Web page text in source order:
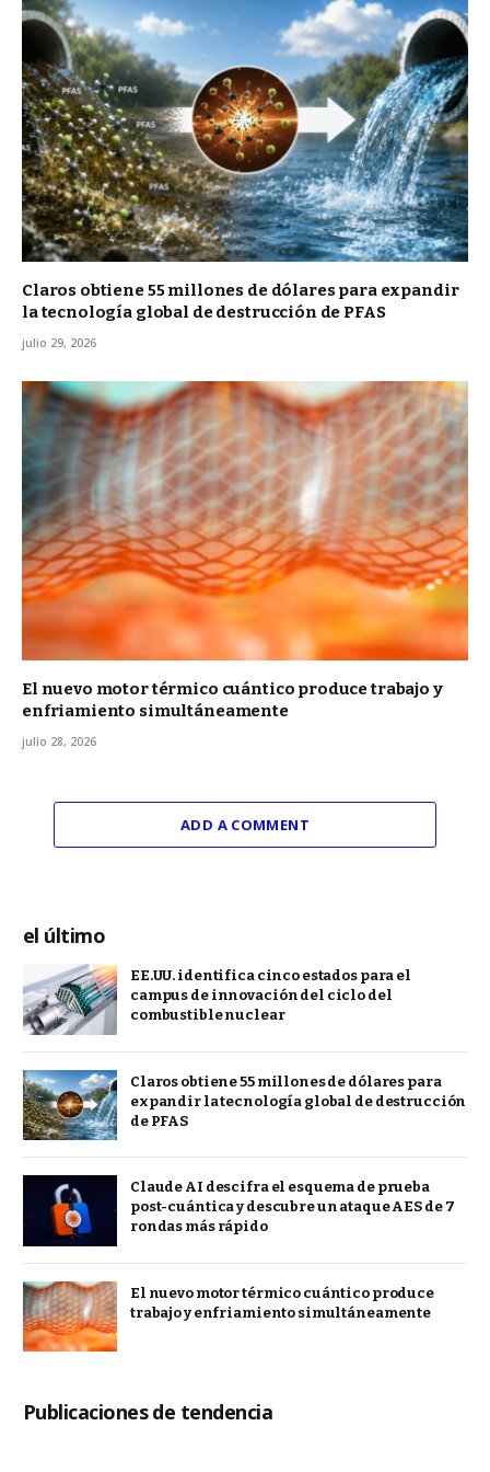
Claros obtiene 55 millones de dólares para expandir
la tecnología global de destrucción de PFAS
julio 29, 2026
El nuevo motor térmico cuántico produce trabajo y
enfriamiento simultáneamente
julio 28, 2026
ADD A COMMENT
el último
EE.UU. identifica cinco estados para el
campus de innovación del ciclo del
combustible nuclear
Claros obtiene 55 millones de dólares para
expandir la tecnología global de destrucción
de PFAS
Claude AI descifra el esquema de prueba
post-cuántica y descubre un ataque AES de 7
rondas más rápido
El nuevo motor térmico cuántico produce
trabajo y enfriamiento simultáneamente
Publicaciones de tendencia